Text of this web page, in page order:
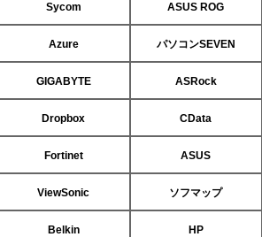
Sycom ASUS ROG
Azure パソコンSEVEN
GIGABYTE ASRock
Dropbox CData
Fortinet ASUS
ViewSonic ソフマップ
Belkin HP